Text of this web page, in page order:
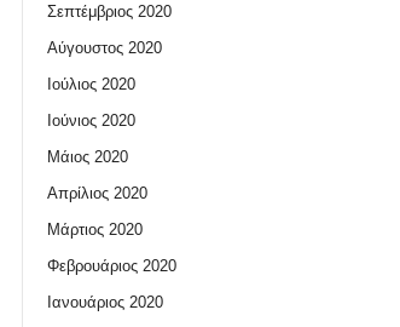
Σεπτέμβριος 2020
Αύγουστος 2020
Ιούλιος 2020
Ιούνιος 2020
Μάιος 2020
Απρίλιος 2020
Μάρτιος 2020
Φεβρουάριος 2020
Ιανουάριος 2020